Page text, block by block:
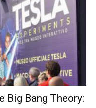
Big Bang Theory: